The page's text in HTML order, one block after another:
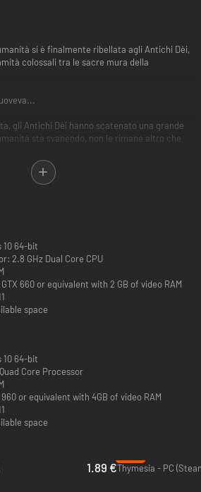
si è finalmente ribellata agli Antichi Dèi,
colossali tra le sacre mura della
gli Antichi Dèi hanno scatenato una grande
sta svanendo, non le rimane altro che
sulle spalle di un guerriero solitario.
mani... di pura ossidiana.
soulslike avvincente e frenetico, dove ogni
poteri che vanno al di là della
sui combattimenti più duri ed
i boss! Ogni Antico Dio presenta al
unica da superare, e chi trionfa riceverà
10 64-bit
2.8 GHz Dual Core CPU
GTX 660 or equivalent with 2 GB of video RAM
space
10 64-bit
Core Processor
960 or equivalent with 4GB of video RAM
space
1.89 €Thymesia - PC